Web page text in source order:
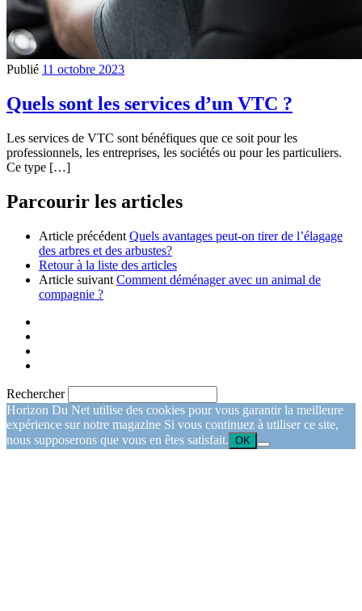
Publié 11 octobre 2023
Quels sont les services d’un VTC ?
Les services de VTC sont bénéfiques que ce soit pour les
professionnels, les entreprises, les sociétés ou pour les particuliers.
Ce type […]
Parcourir les articles
Article précédent Quels avantages peut-on tirer de l’élagage
des arbres et des arbustes?
Retour à la liste des articles
Article suivant Comment déménager avec un animal de
compagnie ?
Rechercher
Horizon Du Net utilise des cookies pour vous garantir la meilleure
expérience sur notre magazine Si vous continuez à utiliser ce site,
nous supposerons que vous en êtes satisfait. OK